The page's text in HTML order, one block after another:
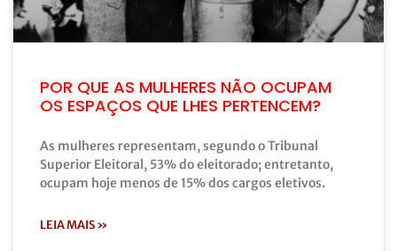
POR QUE AS MULHERES NÃO OCUPAM
OS ESPAÇOS QUE LHES PERTENCEM?
As mulheres representam, segundo o Tribunal
Superior Eleitoral, 53% do eleitorado; entretanto,
ocupam hoje menos de 15% dos cargos eletivos.
LEIA MAIS »